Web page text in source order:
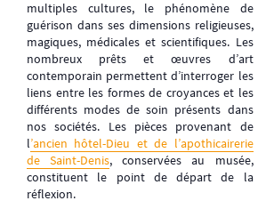
multiples cultures, le phénomène de
guérison dans ses dimensions religieuses,
magiques, médicales et scientifiques. Les
nombreux prêts et œuvres d’art
contemporain permettent d’interroger les
liens entre les formes de croyances et les
différents modes de soin présents dans
nos sociétés. Les pièces provenant de
l’ancien hôtel-Dieu et de l’apothicairerie
de Saint-Denis, conservées au musée,
constituent le point de départ de la
réflexion.